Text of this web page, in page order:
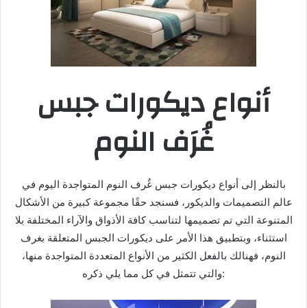
أنواع ديكورات جبس
غُرَف النوم
بالنظر إلى أنواع ديكورات جبس غُرف النوم المتواجدة اليوم في
عالم التصميمات والديكور، فسنجد حقًا مجموعة كبيرة من الأشكال
المتنوعة التي تم تصميمها لتناسب كافة الأذواق والآراء المختلفة بلا
استثناء، وبتطبيق هذا الأمر على ديكورات الجبس المتعلقة بغرف
النوم، فهنالك بالفعل الكثير من الأنواع المتعددة المتواجدة منها،
والتي تتمثل في كل مما يلي ذكره: